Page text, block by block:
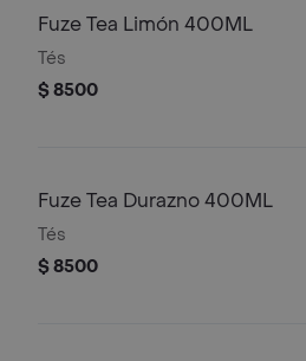
Fuze Tea Limón 400ML
Tés
$ 8500
Fuze Tea Durazno 400ML
Tés
$ 8500